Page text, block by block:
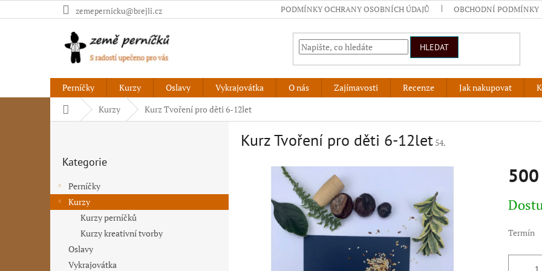
na
zemepernicku@brejli.cz PODMÍNKY OCHRANY OSOBNÍCH ÚDAJŮ OBCHODNÍ PODMÍNKY
HLEDAT
Perníčky Kurzy Oslavy Vykrajovátka O nás Zajímavosti Recenze Jak nakupovat
Domů Kurzy Kurz Tvoření pro děti 6-12let
a
n
kategorie
Kategorie
Perníčky
Kurzy
Kurzy perníčků
Kurzy kreativní tvorby
Oslavy
Vykrajovátka
Kurz Tvoření pro děti 6-12let 54.
cena:
Termín